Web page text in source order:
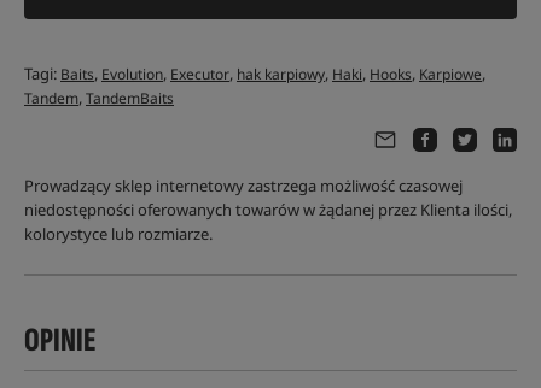
Tagi: Baits, Evolution, Executor, hak karpiowy, Haki, Hooks, Karpiowe,
Tandem,TandemBaits
Prowadzący sklep internetowy zastrzega możliwość czasowej
niedostępności oferowanych towarów w żądanej przez Klienta ilości,
kolorystyce lub rozmiarze.
OPINIE